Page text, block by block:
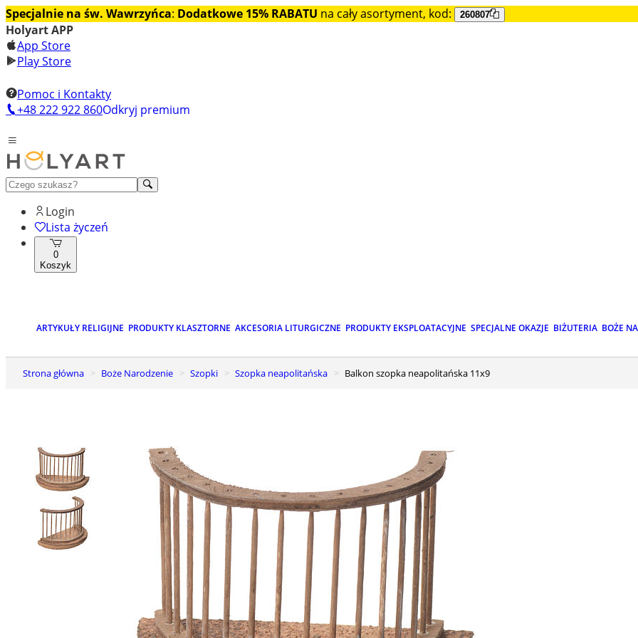
Specjalnie na św. Wawrzyńca: Dodatkowe 15% RABATU na cały asortyment, kod: 260807
Holyart APP
App Store
Play Store
Pomoc i Kontakty
+48 222 922 860Odkryj premium
Login
Lista życzeń
0
Koszyk
ARTYKUŁY RELIGIJNE PRODUKTY KLASZTORNE AKCESORIA LITURGICZNE PRODUKTY EKSPLOATACYJNE SPECJALNE OKAZJE BIŻUTERIA BOŻE
Strona główna Boże Narodzenie Szopki Szopka neapolitańska Balkon szopka neapolitańska 11x9